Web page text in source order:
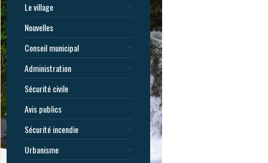
Le village
Nouvelles
Conseil municipal
Administration
Sécurité civile
Avis publics
Sécurité incendie
Urbanisme